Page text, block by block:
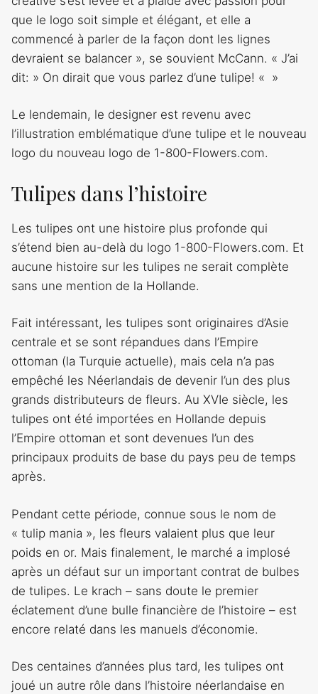
que le logo soit simple et élégant, et elle a
commencé à parler de la façon dont les lignes
devraient se balancer », se souvient McCann. « J’ai
dit: » On dirait que vous parlez d’une tulipe! « »
Le lendemain, le designer est revenu avec
l’illustration emblématique d’une tulipe et le nouveau
logo du nouveau logo de 1-800-Flowers.com.
Tulipes dans l’histoire
Les tulipes ont une histoire plus profonde qui
s’étend bien au-delà du logo 1-800-Flowers.com. Et
aucune histoire sur les tulipes ne serait complète
sans une mention de la Hollande.
Fait intéressant, les tulipes sont originaires d’Asie
centrale et se sont répandues dans l’Empire
ottoman (la Turquie actuelle), mais cela n’a pas
empêché les Néerlandais de devenir l’un des plus
grands distributeurs de fleurs. Au XVIe siècle, les
tulipes ont été importées en Hollande depuis
l’Empire ottoman et sont devenues l’un des
principaux produits de base du pays peu de temps
après.
Pendant cette période, connue sous le nom de
« tulip mania », les fleurs valaient plus que leur
poids en or. Mais finalement, le marché a implosé
après un défaut sur un important contrat de bulbes
de tulipes. Le krach – sans doute le premier
éclatement d’une bulle financière de l’histoire – est
encore relaté dans les manuels d’économie.
Des centaines d’années plus tard, les tulipes ont
joué un autre rôle dans l’histoire néerlandaise en